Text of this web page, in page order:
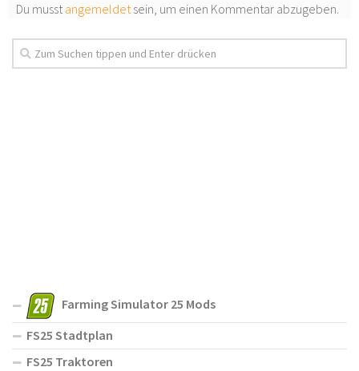
Du musstangemeldetsein, um einen Kommentar abzugeben.
Farming Simulator 25 Mods
FS25 Stadtplan
FS25 Traktoren